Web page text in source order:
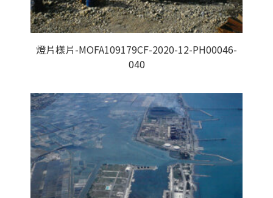
燈片樣片-MOFA109179CF-2020-12-PH00046-
040